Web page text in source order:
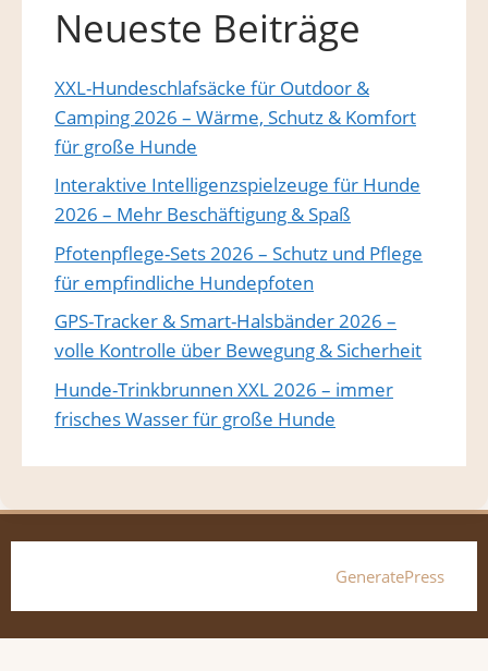
Neueste Beiträge
XXL-Hundeschlafsäcke für Outdoor &
Camping 2026 – Wärme, Schutz & Komfort
für große Hunde
Interaktive Intelligenzspielzeuge für Hunde
2026 – Mehr Beschäftigung & Spaß
Pfotenpflege-Sets 2026 – Schutz und Pflege
für empfindliche Hundepfoten
GPS-Tracker & Smart-Halsbänder 2026 –
volle Kontrolle über Bewegung & Sicherheit
Hunde-Trinkbrunnen XXL 2026 – immer
frisches Wasser für große Hunde
GeneratePress